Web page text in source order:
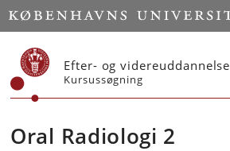
Start
Efter- og videreuddannelse
Kursussøgning
Oral Radiologi 2